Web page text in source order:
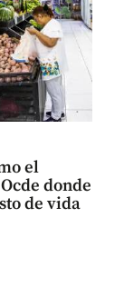
el
donde
de vida